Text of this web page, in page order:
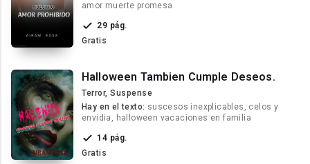
amor muerte promesa
29 pág.
Gratis
Halloween Tambien Cumple Deseos.
Terror, Suspense
Hay en el texto: suscesos inexplicables, celos y
envidia, halloween vacaciones en familia
14 pág.
Gratis